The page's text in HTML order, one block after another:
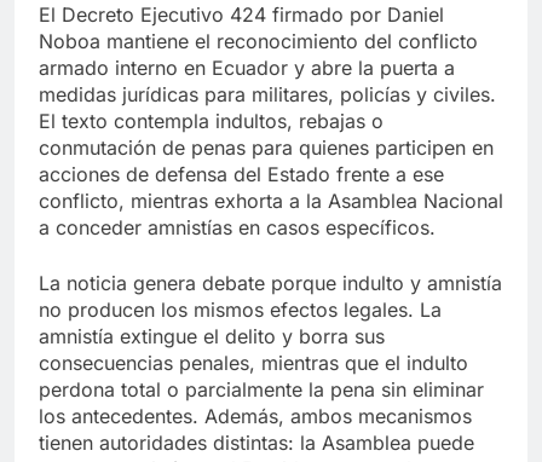
El Decreto Ejecutivo 424 firmado por Daniel
Noboa mantiene el reconocimiento del conflicto
armado interno en Ecuador y abre la puerta a
medidas jurídicas para militares, policías y civiles.
El texto contempla indultos, rebajas o
conmutación de penas para quienes participen en
acciones de defensa del Estado frente a ese
conflicto, mientras exhorta a la Asamblea Nacional
a conceder amnistías en casos específicos.
La noticia genera debate porque indulto y amnistía
no producen los mismos efectos legales. La
amnistía extingue el delito y borra sus
consecuencias penales, mientras que el indulto
perdona total o parcialmente la pena sin eliminar
los antecedentes. Además, ambos mecanismos
tienen autoridades distintas: la Asamblea puede